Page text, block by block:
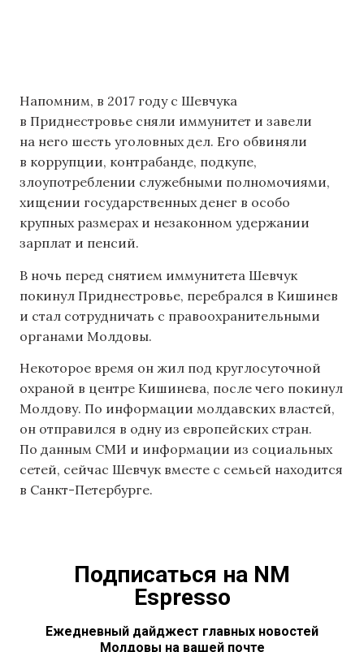
Напомним, в 2017 году с Шевчука
в Приднестровье сняли иммунитет и завели
на него шесть уголовных дел. Его обвиняли
в коррупции, контрабанде, подкупе,
злоупотреблении служебными полномочиями,
хищении государственных денег в особо
крупных размерах и незаконном удержании
зарплат и пенсий.
В ночь перед снятием иммунитета Шевчук
покинул Приднестровье, перебрался в Кишинев
и стал сотрудничать с правоохранительными
органами Молдовы.
Некоторое время он жил под круглосуточной
охраной в центре Кишинева, после чего покинул
Молдову. По информации молдавских властей,
он отправился в одну из европейских стран.
По данным СМИ и информации из социальных
сетей, сейчас Шевчук вместе с семьей находится
в Санкт-Петербурге.
Подписаться на NM
Espresso
Ежедневный дайджест главных новостей
Молдовы на вашей почте